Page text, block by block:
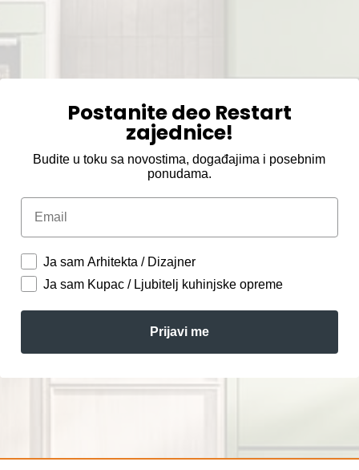
Postanite deo Restart
zajednice!
Budite u toku sa novostima, događajima i posebnim
ponudama.
Email
Ja sam Arhitekta / Dizajner
Ja sam Kupac / Ljubitelj kuhinjske opreme
Prijavi me